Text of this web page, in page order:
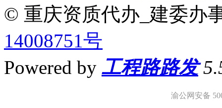
© 重庆资质代办_建委办
14008751号
Powered by 工程路路发
渝公网安备